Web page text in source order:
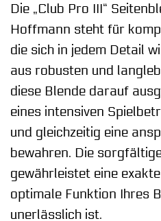
Die „Club Pro III“
Hoffmann steht für
die sich in jedem Detail
aus robusten und
diese Blende darauf
eines intensiven
und gleichzeitig eine
bewahren. Die
gewährleistet eine
optimale Funktion Ihres
unerlässlich ist.